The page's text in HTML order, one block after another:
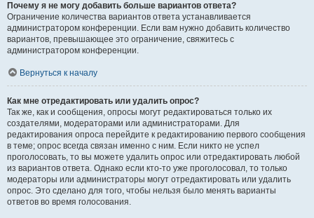
Почему я не могу добавить больше вариантов ответа?
Ограничение количества вариантов ответа устанавливается
администратором конференции. Если вам нужно добавить количество
вариантов, превышающее это ограничение, свяжитесь с
администратором конференции.
Вернуться к началу
Как мне отредактировать или удалить опрос?
Так же, как и сообщения, опросы могут редактироваться только их
создателями, модераторами или администраторами. Для
редактирования опроса перейдите к редактированию первого сообщения
в теме; опрос всегда связан именно с ним. Если никто не успел
проголосовать, то вы можете удалить опрос или отредактировать любой
из вариантов ответа. Однако если кто-то уже проголосовал, то только
модераторы или администраторы могут отредактировать или удалить
опрос. Это сделано для того, чтобы нельзя было менять варианты
ответов во время голосования.